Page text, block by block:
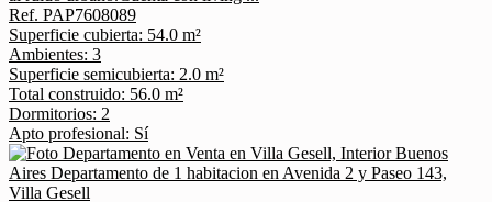
Ref. PAP7608089
Superficie cubierta: 54.0 m²
Ambientes: 3
Superficie semicubierta: 2.0 m²
Total construido: 56.0 m²
Dormitorios: 2
Apto profesional: Sí